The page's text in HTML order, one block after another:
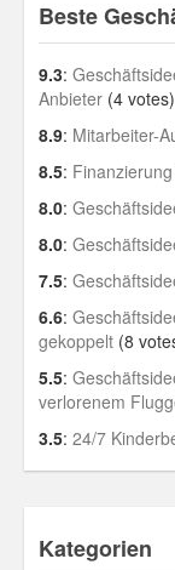
Gin & Tonic
Sideblog
Beste
9.3:
Anbieter (4 votes)
8.9: Mitarbeiter-
8.5:
8.0:
8.0:
7.5:
6.6:
gekoppelt (8
5.5:
verlorenem
3.5: 24/7
Kategorien